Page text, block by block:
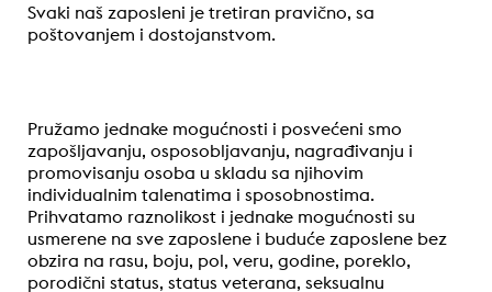
Svaki naš zaposleni je tretiran pravično, sa
poštovanjem i dostojanstvom.
Pružamo jednake mogućnosti i posvećeni smo
zapošljavanju, osposobljavanju, nagrađivanju i
promovisanju osoba u skladu sa njihovim
individualnim talenatima i sposobnostima.
Prihvatamo raznolikost i jednake mogućnosti su
usmerene na sve zaposlene i buduće zaposlene bez
obzira na rasu, boju, pol, veru, godine, poreklo,
porodični status, status veterana, seksualnu